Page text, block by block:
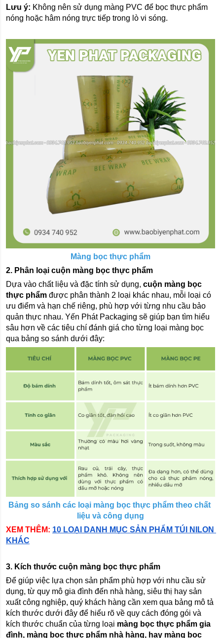
Lưu ý: Không nên sử dụng màng PVC để bọc thực phẩm
nóng hoặc hâm nóng trực tiếp trong lò vi sóng.
Màng bọc thực phẩm
2. Phân loại cuộn màng bọc thực phẩm
Dựa vào chất liệu và đặc tính sử dụng, cuộn màng bọc
thực phẩm được phân thành 2 loại khác nhau, mỗi loại có
ưu điểm và hạn chế riêng, phù hợp với từng nhu cầu bảo
quản thực nhau. Yến Phát Packaging sẽ giúp bạn tìm hiểu
sâu hơn về các tiêu chí đánh giá cho từng loại màng bọc
qua bảng so sánh dưới đây:
Bảng so sánh các loại màng bọc thực phẩm theo chất
liệu và công dụng
XEM THÊM: 10 LOẠI DANH MỤC SẢN PHẨM TÚI NILON
KHÁC
3. Kích thước cuộn màng bọc thực phẩm
Để giúp việc lựa chọn sản phẩm phù hợp với nhu cầu sử
dụng, từ quy mô gia đình đến nhà hàng, siêu thị hay sản
xuất công nghiệp, quý khách hàng cần xem qua bảng mô tả
kích thước dưới đây để hiểu rõ về quy cách đóng gói và
kích thước chuẩn của từng loại màng bọc thực phẩm gia
đình, màng bọc thực phẩm nhà hàng, hay màng bọc